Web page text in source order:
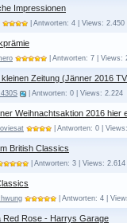
Impressionen
| Antworten: 4 | Views: 2.450
| Antworten: 7 | Views:
Zeitung (Jänner 2016
| Antworten: 0 | Views: 2.224
Weihnachtsaktion 2016 hier
| Antworten: 0 |
British Classics
| Antworten: 3 | Views: 2.614
| Antworten: 4 |
Red Rose - Harrys Garage